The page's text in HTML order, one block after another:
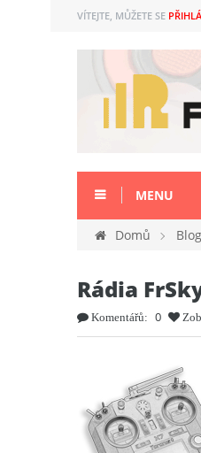
VÍTEJTE, MŮŽETE SE
MENU
Domů Blog
Rádia
Komentářů: 0